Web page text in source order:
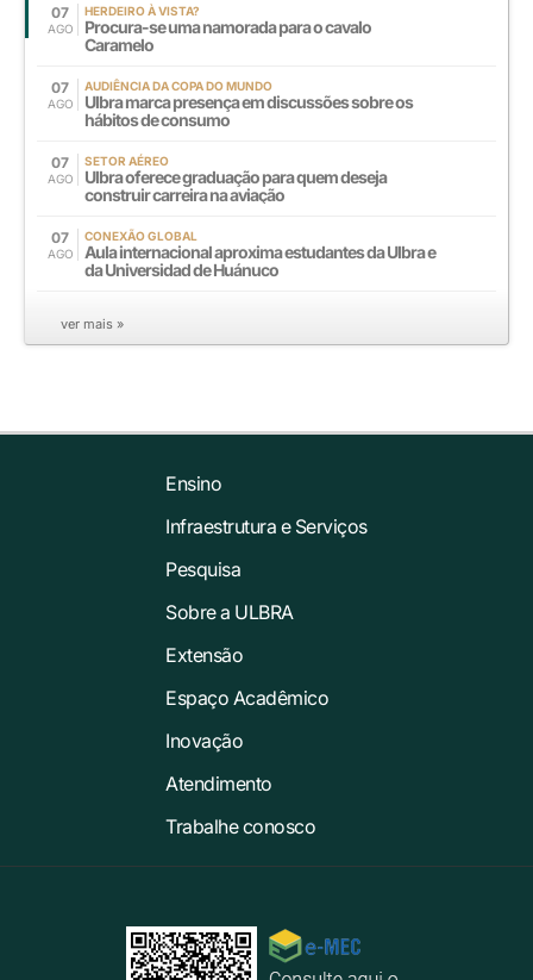
07
AGO
HERDEIRO À VISTA?
Procura-se uma namorada para o cavalo
Caramelo
07
AGO
AUDIÊNCIA DA COPA DO MUNDO
Ulbra marca presença em discussões sobre os
hábitos de consumo
07
AGO
SETOR AÉREO
Ulbra oferece graduação para quem deseja
construir carreira na aviação
07
AGO
CONEXÃO GLOBAL
Aula internacional aproxima estudantes da Ulbra e
da Universidad de Huánuco
ver mais »
Ensino
Infraestrutura e Serviços
Pesquisa
Sobre a ULBRA
Extensão
Espaço Acadêmico
Inovação
Atendimento
Trabalhe conosco